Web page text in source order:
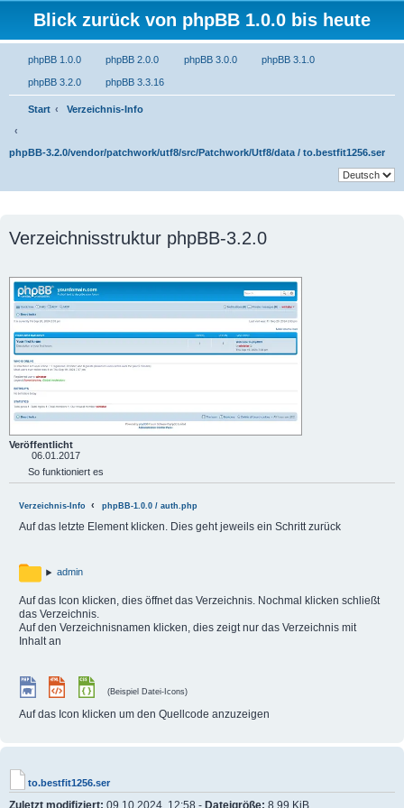
Blick zurück von phpBB 1.0.0 bis heute
phpBB 1.0.0 phpBB 2.0.0 phpBB 3.0.0 phpBB 3.1.0
phpBB 3.2.0 phpBB 3.3.16
Start Verzeichnis-Info
phpBB-3.2.0/vendor/patchwork/utf8/src/Patchwork/Utf8/data / to.bestfit1256.ser
Verzeichnisstruktur phpBB-3.2.0
Veröffentlicht
06.01.2017
So funktioniert es
Verzeichnis-Info phpBB-1.0.0 / auth.php
Auf das letzte Element klicken. Dies geht jeweils ein Schritt zurück
admin
Auf das Icon klicken, dies öffnet das Verzeichnis. Nochmal klicken schließt
das Verzeichnis.
Auf den Verzeichnisnamen klicken, dies zeigt nur das Verzeichnis mit
Inhalt an
(Beispiel Datei-Icons)
Auf das Icon klicken um den Quellcode anzuzeigen
to.bestfit1256.ser